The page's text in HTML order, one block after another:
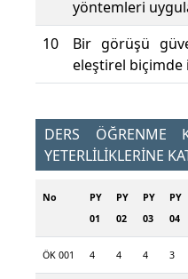
yöntemleri
10
Bir görüşü
eleştirel biçimde
DERS ÖĞRENME
YETERLİLİKLERİNE
No
PY
01
PY
02
PY
03
PY
04
ÖK 001 4 4 4 3